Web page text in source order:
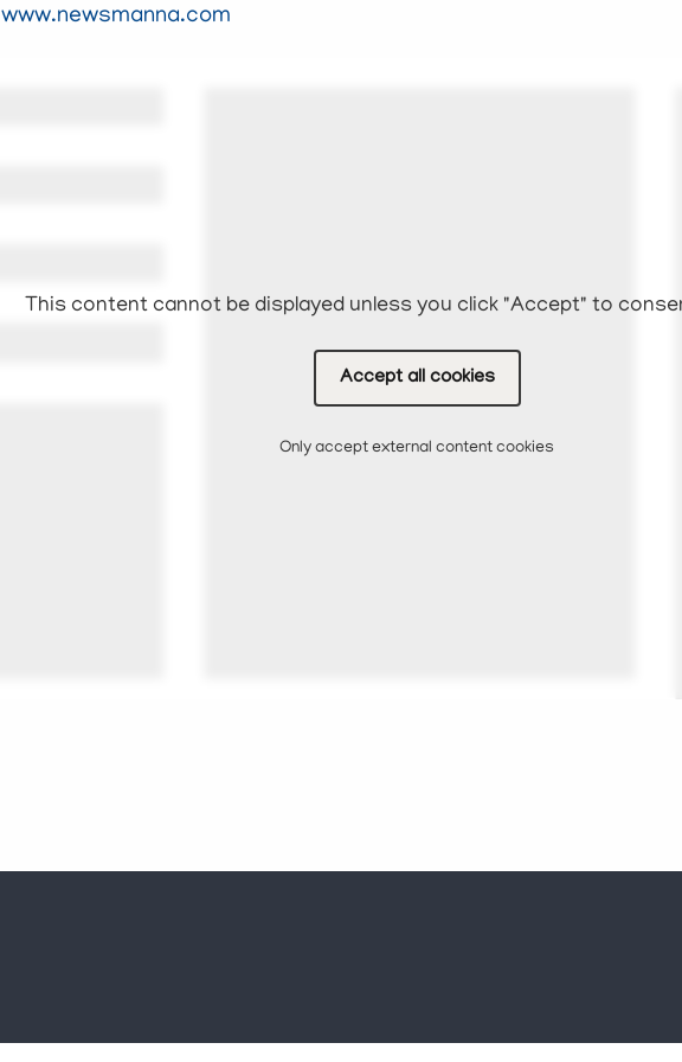
www.newsmanna.com
This content cannot be displayed unless you click "Accept" to
Accept all cookies
Only accept external content cookies